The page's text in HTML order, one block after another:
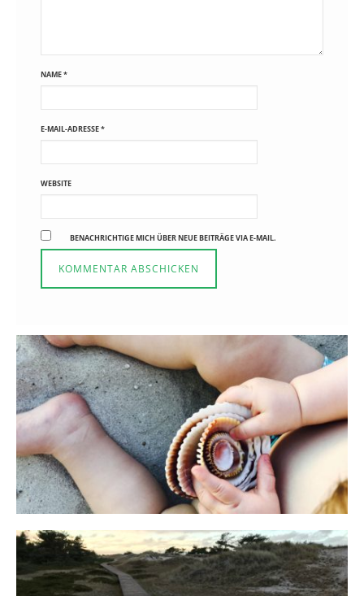
NAME*
E-MAIL-ADRESSE*
WEBSITE
BENACHRICHTIGE MICH ÜBER NEUE BEITRÄGE VIA E-MAIL.
Reisen in der Elternzeit
16. SEPTEMBER 2019